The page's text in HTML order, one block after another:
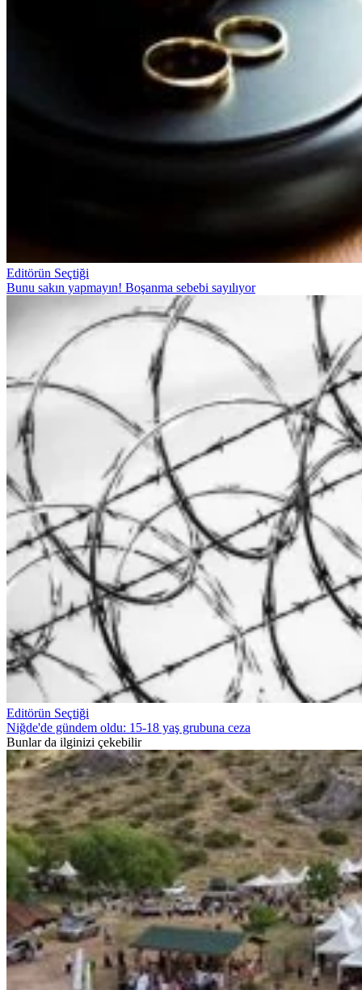
Editörün Seçtiği
Bunu sakın yapmayın! Boşanma sebebi sayılıyor
Editörün Seçtiği
Niğde'de gündem oldu: 15-18 yaş grubuna ceza
Bunlar da ilginizi çekebilir